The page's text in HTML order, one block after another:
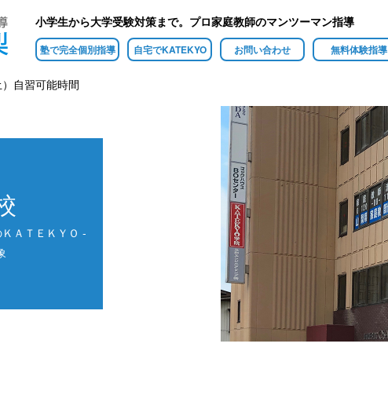
小学生から大学受験対策まで。プロ家庭教師のマンツーマン指導
塾で完全個別指導 自宅でKATEKYO お問い合わせ 無料体験指導
自習可能時間
ＡＴＥＫＹＯ -